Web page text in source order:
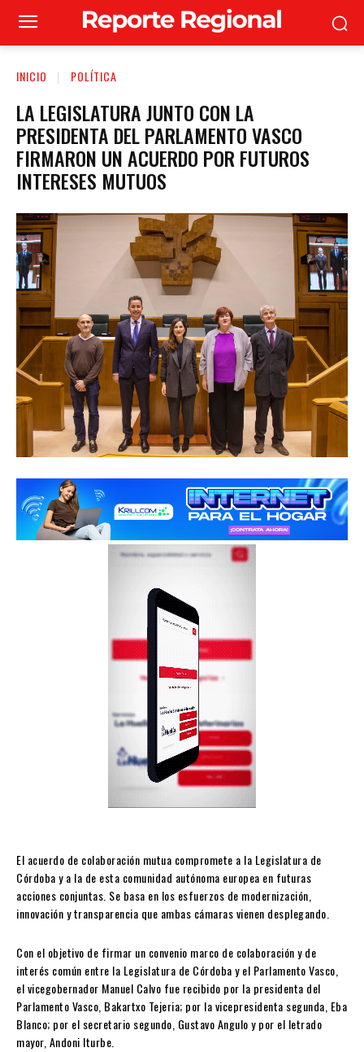
INICIO POLÍTICA
LA LEGISLATURA JUNTO CON LA
PRESIDENTA DEL PARLAMENTO VASCO
FIRMARON UN ACUERDO POR FUTUROS
INTERESES MUTUOS
El acuerdo de colaboración mutua compromete a la Legislatura de
Córdoba y a la de esta comunidad autónoma europea en futuras
acciones conjuntas. Se basa en los esfuerzos de modernización,
innovación y transparencia que ambas cámaras vienen desplegando.
Con el objetivo de firmar un convenio marco de colaboración y de
interés común entre la Legislatura de Córdoba y el Parlamento Vasco,
el vicegobernador Manuel Calvo fue recibido por la presidenta del
Parlamento Vasco, Bakartxo Tejeria; por la vicepresidenta segunda, Eba
Blanco; por el secretario segundo, Gustavo Angulo y por el letrado
mayor, Andoni Iturbe.